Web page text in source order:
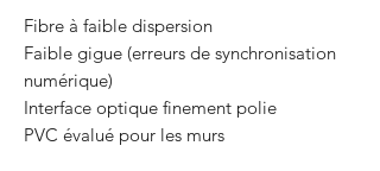
Fibre à faible dispersion
Faible gigue (erreurs de synchronisation
numérique)
Interface optique finement polie
PVC évalué pour les murs